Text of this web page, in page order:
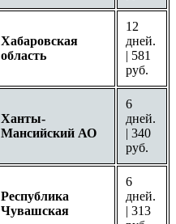
Хабаровская
область
12
дней.
| 581
руб.
Ханты-
Мансийский АО
6
дней.
| 340
руб.
Республика
Чувашская
6
дней.
| 313